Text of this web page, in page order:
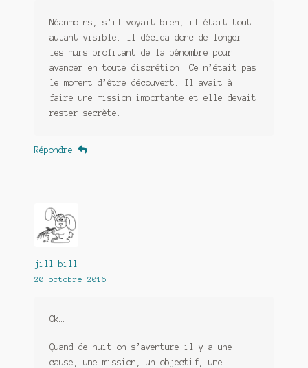
Néanmoins, s’il voyait bien, il était tout
autant visible. Il décida donc de longer
les murs profitant de la pénombre pour
avancer en toute discrétion. Ce n’était pas
le moment d’être découvert. Il avait à
faire une mission importante et elle devait
rester secrète.
Répondre
jill bill
20 octobre 2016
Ok…
Quand de nuit on s’aventure il y a une
cause, une mission, un objectif, une